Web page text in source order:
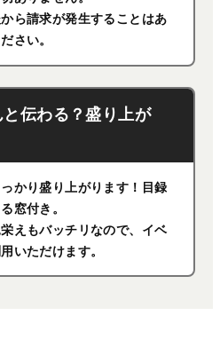
ら請求が発生することはあ
さい。
伝わる？盛り上が
かり盛り上がります！目録
窓付き。
えもバッチリなので、イベ
いただけます。